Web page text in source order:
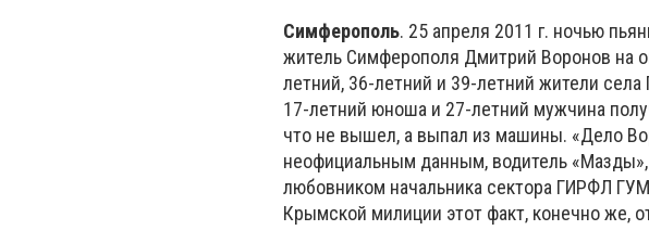
Симферополь. 25 апреля 2011 г. ночью
житель Симферополя Дмитрий Воронов на
летний, 36-летний и 39-летний жители
17-летний юноша и 27-летний мужчина
что не вышел, а выпал из машины. «Дело
неофициальным данным, водитель
любовником начальника сектора ГИРФЛ
Крымской милиции этот факт, конечно же,